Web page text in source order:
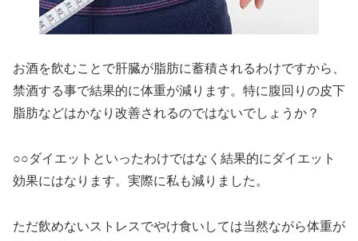
お酒を飲むことで肝臓が脂肪に蓄積されるわけですから、
禁酒する事で結果的に体重が減ります。特に腹回りの皮下
脂肪などはかなり改善されるのではないでしょうか？
○○ダイエットといったわけではなく結果的にダイエット
効果にはなります。実際に私も減りました。
ただ飲めないストレスでやけ食いしては当然ながら体重が